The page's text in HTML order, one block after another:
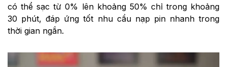
có thể sạc từ 0% lên khoảng 50% chỉ trong khoảng
30 phút, đáp ứng tốt nhu cầu nạp pin nhanh trong
thời gian ngắn.